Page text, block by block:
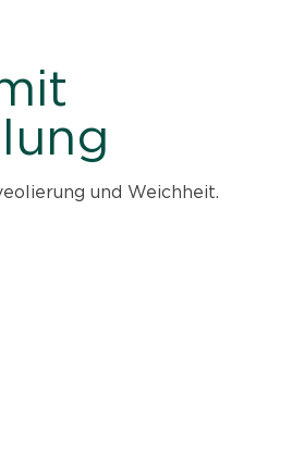
und Weichheit.